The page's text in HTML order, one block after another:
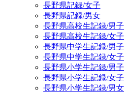
長野県記録/女子
長野県記録/男女
長野県高校生記録/男子
長野県高校生記録/女子
長野県中学生記録/男子
長野県中学生記録/女子
長野県小学生記録/男子
長野県小学生記録/女子
長野県小学生記録/男女